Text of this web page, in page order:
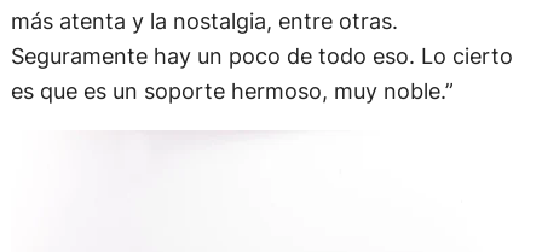
más atenta y la nostalgia, entre otras.
Seguramente hay un poco de todo eso. Lo cierto
es que es un soporte hermoso, muy noble.”